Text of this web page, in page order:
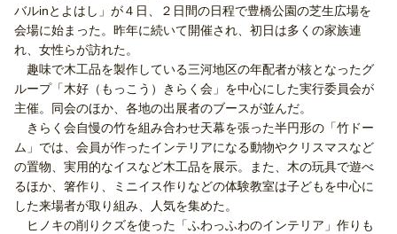
バルinとよはし」が４日、２日間の日程で豊橋公園の芝生広場を
会場に始まった。昨年に続いて開催され、初日は多くの家族連
れ、女性らが訪れた。
趣味で木工品を製作している三河地区の年配者が核となったグ
ループ「木好（もっこう）きらく会」を中心にした実行委員会が
主催。同会のほか、各地の出展者のブースが並んだ。
きらく会自慢の竹を組み合わせ天幕を張った半円形の「竹ドー
ム」では、会員が作ったインテリアになる動物やクリスマスなど
の置物、実用的なイスなど木工品を展示。また、木の玩具で遊べ
るほか、箸作り、ミニイス作りなどの体験教室は子どもを中心に
した来場者が取り組み、人気を集めた。
ヒノキの削りクズを使った「ふわっふわのインテリア」作りも